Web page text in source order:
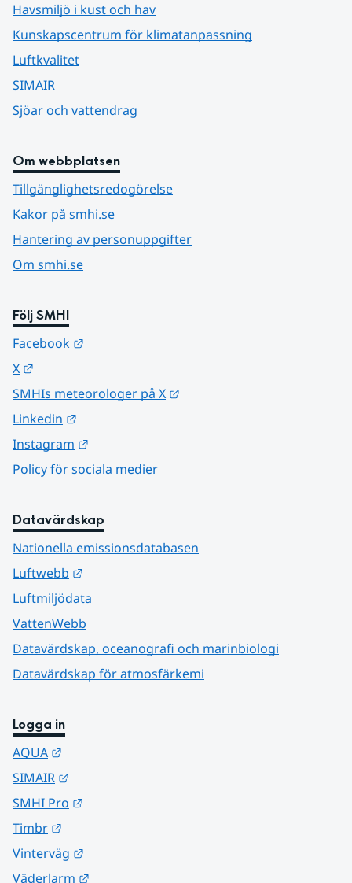
Havsmiljö i kust och hav
Kunskapscentrum för klimatanpassning
Luftkvalitet
SIMAIR
Sjöar och vattendrag
Om webbplatsen
Tillgänglighetsredogörelse
Kakor på smhi.se
Hantering av personuppgifter
Om smhi.se
Följ SMHI
Facebook
X
SMHIs meteorologer på X
Linkedin
Instagram
Policy för sociala medier
Datavärdskap
Nationella emissionsdatabasen
Luftwebb
Luftmiljödata
VattenWebb
Datavärdskap, oceanografi och marinbiologi
Datavärdskap för atmosfärkemi
Logga in
AQUA
SIMAIR
SMHI Pro
Timbr
Vinterväg
Väderlarm